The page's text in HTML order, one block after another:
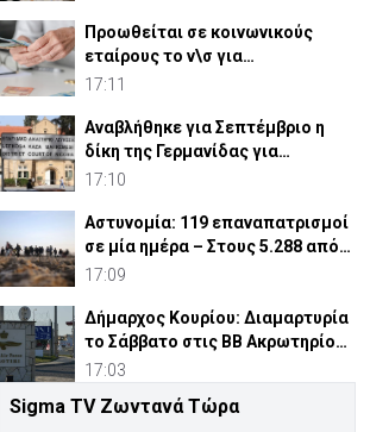
Προωθείται σε κοινωνικούς
εταίρους το ν\σ για
συνταξιοδοτικό
17:11
Αναβλήθηκε για Σεπτέμβριο η
δίκη της Γερμανίδας για
σφετερισμό ε/κ περιουσιών
17:10
Αστυνομία: 119 επαναπατρισμοί
σε μία ημέρα – Στους 5.288 από
την αρχή του έτου
17:09
Δήμαρχος Κουρίου: Διαμαρτυρία
το Σάββατο στις ΒΒ Ακρωτηρίου
για νέες κεραίες
17:03
Προς αντικατάσταση το μέλος
Sigma TV Ζωντανά Τώρα